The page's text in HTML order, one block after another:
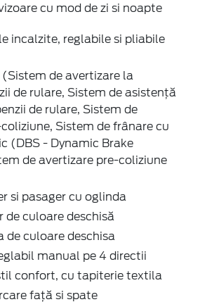
cu mod de zi si noapte
incalzite, reglabile si pliabile
(Sistem de avertizare la
de rulare, Sistem de asistență
de rulare, Sistem de
Sistem de frânare cu
(DBS - Dynamic Brake
de avertizare pre-coliziune
si pasager cu oglinda
de culoare deschisă
de culoare deschisa
manual pe 4 directii
confort, cu tapiterie textila
față si spate